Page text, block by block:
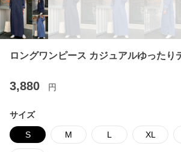
ロングワンピース カジュアルゆったり
3,880 円
サイズ
S M L XL